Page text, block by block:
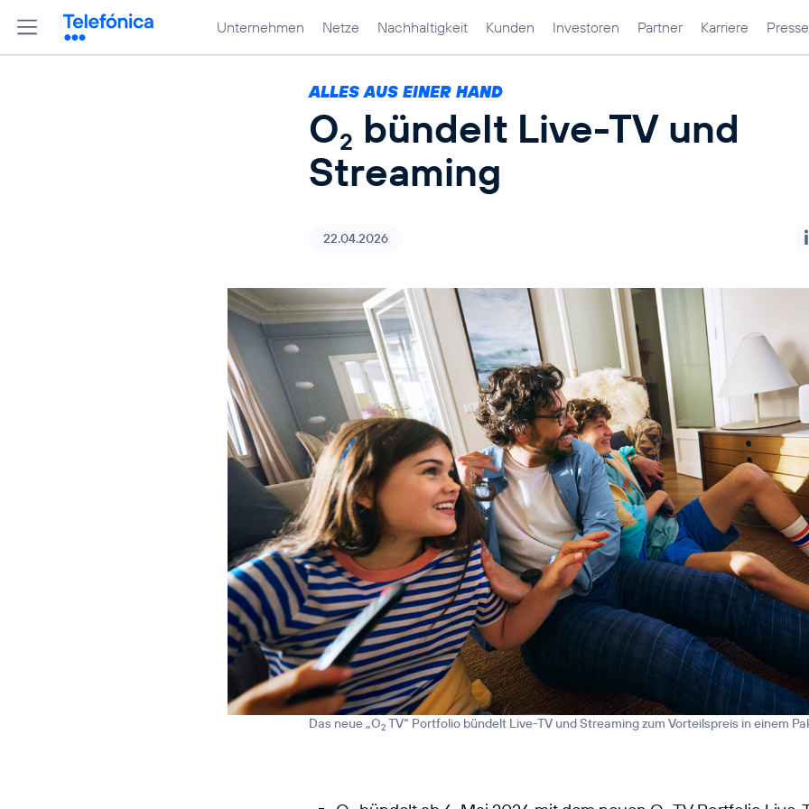
Unternehmen Netze Nachhaltigkeit Kunden Investoren Partner Karriere Presse
ALLES AUS EINER HAND
O2 bündelt Live-TV und
Streaming
22.04.2026
Das neue „O2 TV“ Portfolio bündelt Live-TV und Streaming zum Vorteilspreis in einem